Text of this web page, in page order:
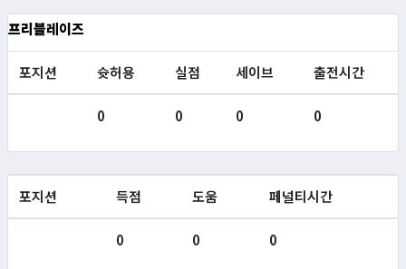
프리블레이즈
포지션 슛허용 실점 세이브 출전시간
0 0 0 0
포지션 득점 도움 페널티시간
0 0 0